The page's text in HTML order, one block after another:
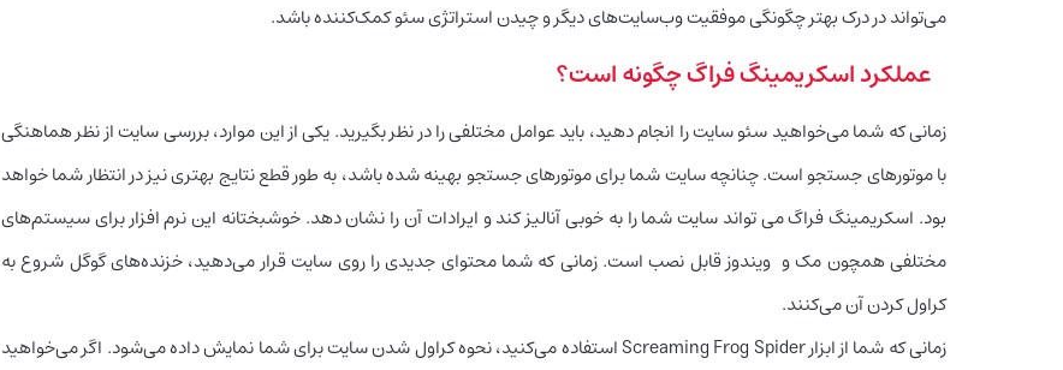
می‌تواند در درک بهتر چگونگی موفقیت وب‌سایت‌های دیگر و چیدن استراتژی سئو کمک‌کننده باشد.
عملکرد اسکریمینگ فراگ چگونه است؟
زمانی که شما می‌خواهید سئو سایت را انجام دهید، باید عوامل مختلفی را در نظر بگیرید. یکی از این موارد، بررسی سایت از نظر هماهنگی
با موتورهای جستجو است. چنانچه سایت شما برای موتورهای جستجو بهینه شده باشد،‌ به طور قطع نتایج بهتری نیز در انتظار شما خواهد
بود. اسکریمینگ فراگ می تواند سایت شما را به خوبی آنالیز کند و ایرادات آن را نشان دهد. خوشبختانه این نرم افزار برای سیستم‌های
مختلفی همچون مک و ویندوز قابل نصب است. زمانی که شما محتوای جدیدی را روی سایت قرار می‌دهید، خزنده‌های گوگل شروع به
کراول کردن آن می‌کنند.
زمانی که شما از ابزار Screaming Frog Spider استفاده می‌کنید، نحوه کراول شدن سایت برای شما نمایش داده می‌شود. اگر می‌خواهید